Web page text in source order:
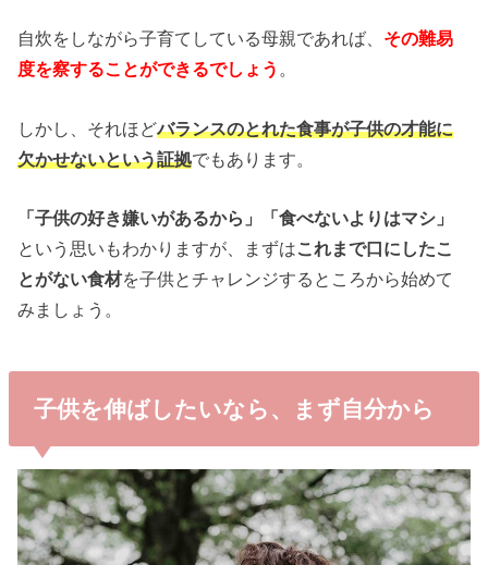
自炊をしながら子育てしている母親であれば、 その難易
度を察することができるでしょう 。
しかし、それほどバランスのとれた食事が子供の才能に
欠かせないという証拠でもあります。
「子供の好き嫌いがあるから」「食べないよりはマシ」
という思いもわかりますが、まずはこれまで口にしたこ
とがない食材を子供とチャレンジするところから始めて
みましょう。
子供を伸ばしたいなら、まず自分から